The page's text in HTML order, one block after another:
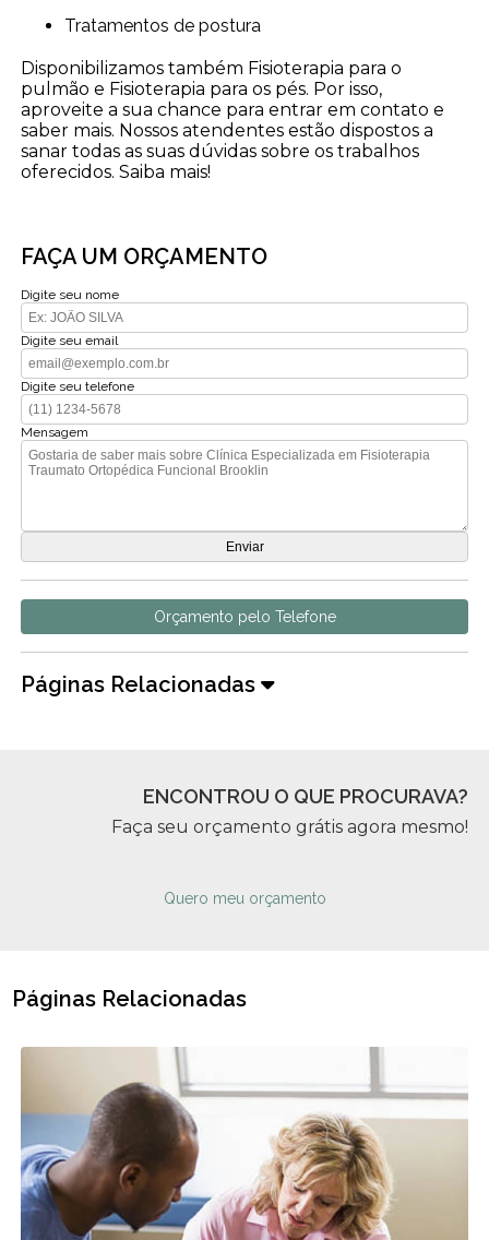
Tratamentos de postura
Disponibilizamos também Fisioterapia para o
pulmão e Fisioterapia para os pés. Por isso,
aproveite a sua chance para entrar em contato e
saber mais. Nossos atendentes estão dispostos a
sanar todas as suas dúvidas sobre os trabalhos
oferecidos. Saiba mais!
FAÇA UM ORÇAMENTO
Digite seu nome
Digite seu email
Digite seu telefone
Mensagem
Orçamento pelo Telefone
Páginas Relacionadas
ENCONTROU O QUE PROCURAVA?
Faça seu orçamento grátis agora mesmo!
Quero meu orçamento
Páginas Relacionadas